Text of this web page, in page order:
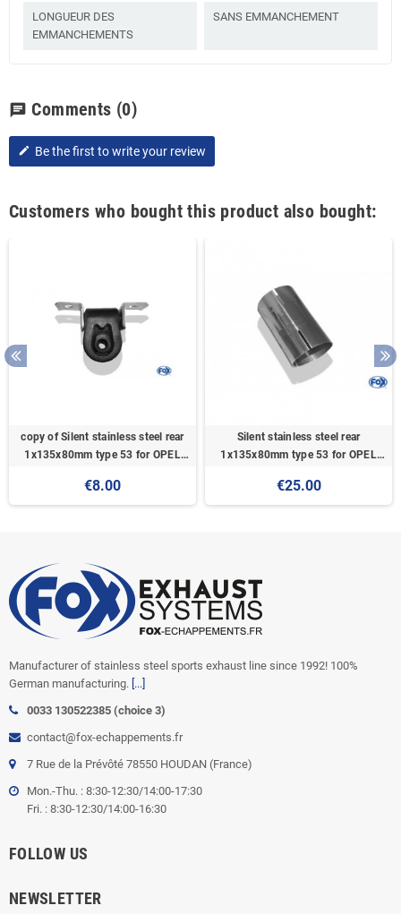
LONGUEUR DES
EMMANCHEMENTS
SANS EMMANCHEMENT
chat Comments (0)
edit Be the first to write your review
Customers who bought this product also bought:
copy of Silent stainless steel rear
1x135x80mm type 53 for OPEL
€8.00
Silent stainless steel rear
1x135x80mm type 53 for OPEL
€25.00
Manufacturer of stainless steel sports exhaust line since 1992! 100%
German manufacturing. [...]
0033 130522385 (choice 3)
contact@fox-echappements.fr
7 Rue de la Prévôté 78550 HOUDAN (France)
Mon.-Thu. : 8:30-12:30/14:00-17:30
Fri. : 8:30-12:30/14:00-16:30
FOLLOW US
NEWSLETTER